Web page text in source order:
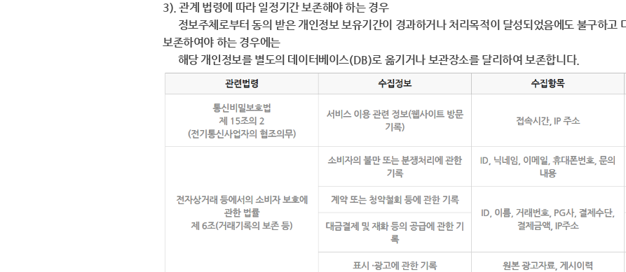
3). 관계 법령에 따라 일정기간 보존해야 하는 경우
정보주체로부터 동의 받은 개인정보 보유기간이 경과하거나 처리목적이 달성되었음에도 불구하고
보존하여야 하는 경우에는
해당 개인정보를 별도의 데이터베이스(DB)로 옮기거나 보관장소를 달리하여 보존합니다.